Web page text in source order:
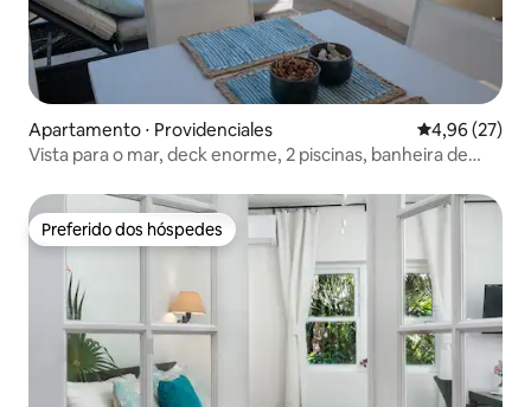
Apartamento ⋅ Providenciales 4,96 de uma
4,96 (27)
Vista para o mar, deck enorme, 2 piscinas, banheira de
Preferido dos hóspedes
Preferido dos hóspedes